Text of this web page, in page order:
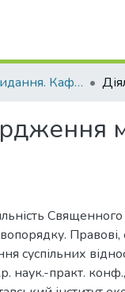
Друковані видання. Кафедра підприємництва і права
Правові,
суспільних
наук.-практ.